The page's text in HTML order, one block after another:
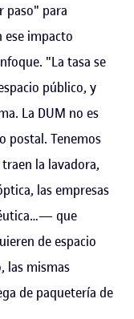
paso" para
impacto
"La tasa se
público, y
La DUM no es
postal. Tenemos
la lavadora,
las empresas
que
de espacio
las mismas
de paquetería de